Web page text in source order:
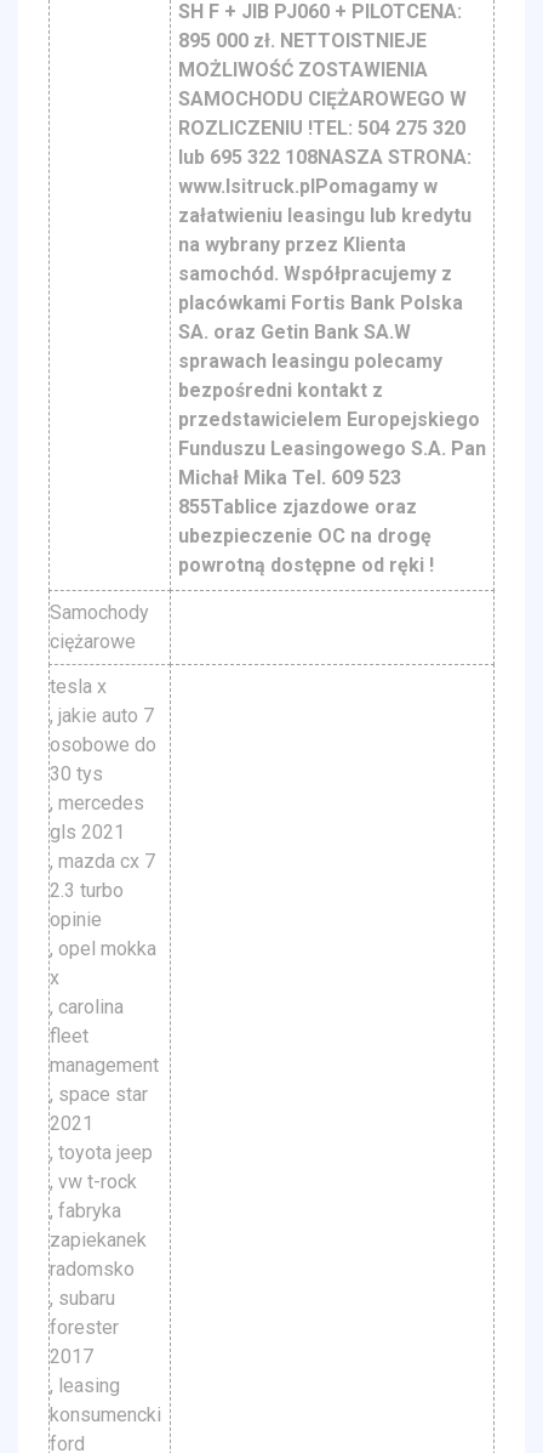
SH F + JIB PJ060 + PILOTCENA:
895 000 zł. NETTOISTNIEJE
MOŻLIWOŚĆ ZOSTAWIENIA
SAMOCHODU CIĘŻAROWEGO W
ROZLICZENIU !TEL: 504 275 320
lub 695 322 108NASZA STRONA:
www.lsitruck.plPomagamy w
załatwieniu leasingu lub kredytu
na wybrany przez Klienta
samochód. Współpracujemy z
placówkami Fortis Bank Polska
SA. oraz Getin Bank SA.W
sprawach leasingu polecamy
bezpośredni kontakt z
przedstawicielem Europejskiego
Funduszu Leasingowego S.A. Pan
Michał Mika Tel. 609 523
855Tablice zjazdowe oraz
ubezpieczenie OC na drogę
powrotną dostępne od ręki !
Samochody
ciężarowe
tesla x
, jakie auto 7
osobowe do
30 tys
, mercedes
gls 2021
, mazda cx 7
2.3 turbo
opinie
, opel mokka
x
, carolina
fleet
management
, space star
2021
, toyota jeep
, vw t-rock
, fabryka
zapiekanek
radomsko
, subaru
forester
2017
, leasing
konsumencki
ford